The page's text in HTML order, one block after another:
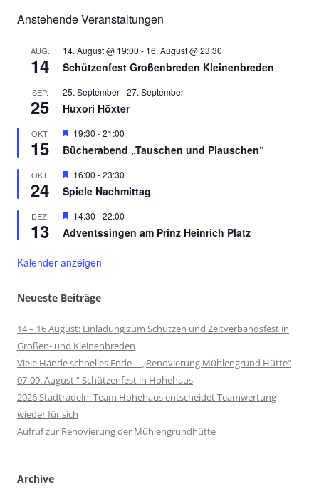
Anstehende Veranstaltungen
AUG.
14
14. August @ 19:00 - 16. August @ 23:30
Schützenfest Großenbreden Kleinenbreden
SEP.
25
25. September-27. September
Huxori Höxter
OKT.
15
Hervorgehoben
19:30 -21:00
Bücherabend „Tauschen und Plauschen“
OKT.
24
Hervorgehoben
16:00 -23:30
Spiele Nachmittag
DEZ.
13
Hervorgehoben
14:30 -22:00
Adventssingen am Prinz Heinrich Platz
Kalender anzeigen
Neueste Beiträge
14 – 16 August: Einladung zum Schützen und Zeltverbandsfest in
Großen- und Kleinenbreden
Viele Hände schnelles Ende „Renovierung Mühlengrund Hütte“
07-09. August “ Schützenfest in Hohehaus
2026 Stadtradeln: Team Hohehaus entscheidet Teamwertung
wieder für sich
Aufruf zur Renovierung der Mühlengrundhütte
Archive